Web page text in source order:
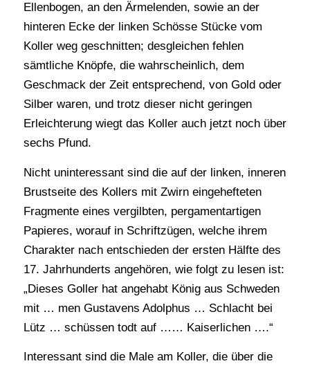
Ellenbogen, an den Ärmelenden, sowie an der
hinteren Ecke der linken Schösse Stücke vom
Koller weg geschnitten; desgleichen fehlen
sämtliche Knöpfe, die wahrscheinlich, dem
Geschmack der Zeit entsprechend, von Gold oder
Silber waren, und trotz dieser nicht geringen
Erleichterung wiegt das Koller auch jetzt noch über
sechs Pfund.
Nicht uninteressant sind die auf der linken, inneren
Brustseite des Kollers mit Zwirn eingehefteten
Fragmente eines vergilbten, pergamentartigen
Papieres, worauf in Schriftzügen, welche ihrem
Charakter nach entschieden der ersten Hälfte des
17. Jahrhunderts angehören, wie folgt zu lesen ist:
„Dieses Goller hat angehabt König aus Schweden
mit … men Gustavens Adolphus … Schlacht bei
Lütz … schüssen todt auf …… Kaiserlichen ….“
Interessant sind die Male am Koller, die über die